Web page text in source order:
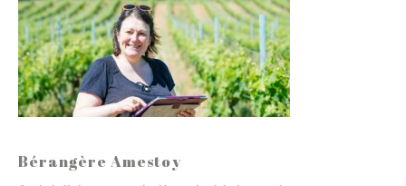
Bérangère Amestoy